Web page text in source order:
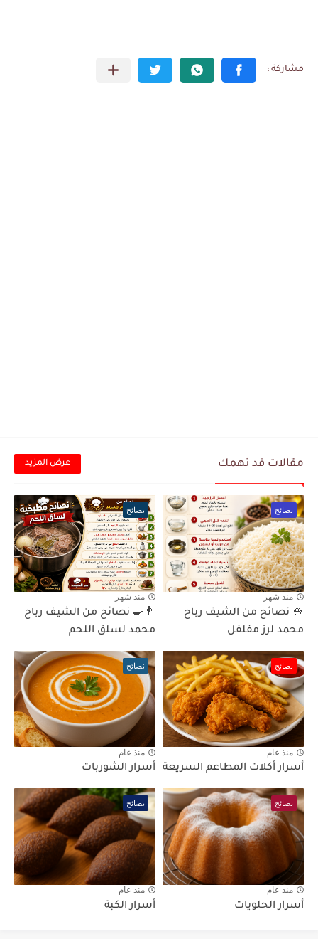
مقالات قد تهمك عرض المزيد
نصائح
منذ شهر
🍚 نصائح من الشيف رباح
محمد لرز مفلفل
نصائح
منذ شهر
👨‍🍳 نصائح من الشيف رباح
محمد لسلق اللحم
نصائح
منذ عام
أسرار أكلات المطاعم السريعة
نصائح
منذ عام
أسرار الشوربات
نصائح
منذ عام
أسرار الحلويات
نصائح
منذ عام
أسرار الكبة